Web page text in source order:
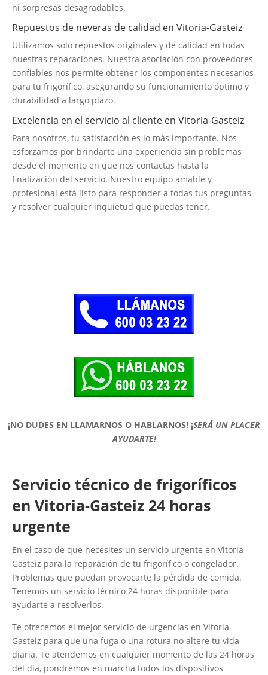
ni sorpresas desagradables.
Repuestos de neveras de calidad en Vitoria-Gasteiz
Utilizamos solo repuestos originales y de calidad en todas
nuestras reparaciones. Nuestra asociación con proveedores
confiables nos permite obtener los componentes necesarios
para tu frigorífico, asegurando su funcionamiento óptimo y
durabilidad a largo plazo.
Excelencia en el servicio al cliente en Vitoria-Gasteiz
Para nosotros, tu satisfacción es lo más importante. Nos
esforzamos por brindarte una experiencia sin problemas
desde el momento en que nos contactas hasta la
finalización del servicio. Nuestro equipo amable y
profesional está listo para responder a todas tus preguntas
y resolver cualquier inquietud que puedas tener.
¡NO DUDES EN LLAMARNOS O HABLARNOS! ¡SERÁ UN PLACER
AYUDARTE!
Servicio técnico de frigoríficos
en Vitoria-Gasteiz 24 horas
urgente
En el caso de que necesites un servicio urgente en Vitoria-
Gasteiz para la reparación de tu frigorífico o congelador.
Problemas que puedan provocarte la pérdida de comida.
Tenemos un servicio técnico 24 horas disponible para
ayudarte a resolverlos.
Te ofrecemos el mejor servicio de urgencias en Vitoria-
Gasteiz para que una fuga o una rotura no altere tu vida
diaria. Te atendemos en cualquier momento de las 24 horas
del día, pondremos en marcha todos los dispositivos